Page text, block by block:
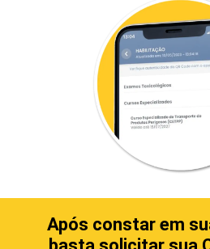
Após constar em